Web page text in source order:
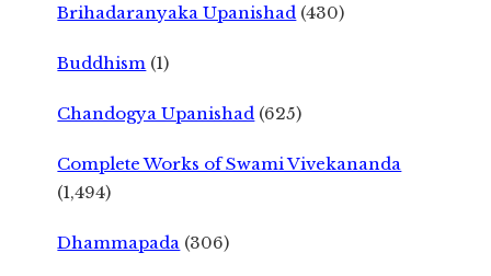
Brihadaranyaka Upanishad (430)
Buddhism (1)
Chandogya Upanishad (625)
Complete Works of Swami Vivekananda
(1,494)
Dhammapada (306)